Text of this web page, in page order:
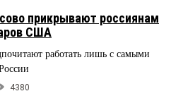
прикрывают россиянам
США
работать лишь с самыми
4380